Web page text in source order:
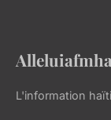
L'information